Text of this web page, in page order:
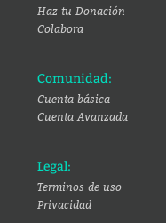
Haz tu Donación
Colabora
Comunidad:
Cuenta básica
Cuenta Avanzada
Legal:
Terminos de uso
Privacidad